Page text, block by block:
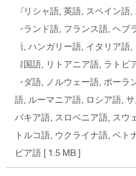
ギリシャ語, 英語, スペイン語
ンランド語, フランス語, ヘブ
語, ハンガリー語, イタリア語
韓国語, リトアニア語, ラトビ
ンダ語, ノルウェー語, ポーラ
語, ルーマニア語, ロシア語,
バキア語, スロベニア語, スウ
トルコ語, ウクライナ語, ベト
ビア語 [ 1.5 MB ]